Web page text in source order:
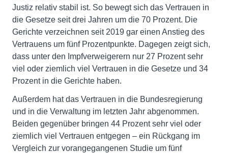
Justiz relativ stabil ist. So bewegt sich das Vertrauen in
die Gesetze seit drei Jahren um die 70 Prozent. Die
Gerichte verzeichnen seit 2019 gar einen Anstieg des
Vertrauens um fünf Prozentpunkte. Dagegen zeigt sich,
dass unter den Impfverweigerern nur 27 Prozent sehr
viel oder ziemlich viel Vertrauen in die Gesetze und 34
Prozent in die Gerichte haben.
Außerdem hat das Vertrauen in die Bundesregierung
und in die Verwaltung im letzten Jahr abgenommen.
Beiden gegenüber bringen 44 Prozent sehr viel oder
ziemlich viel Vertrauen entgegen – ein Rückgang im
Vergleich zur vorangegangenen Studie um fünf